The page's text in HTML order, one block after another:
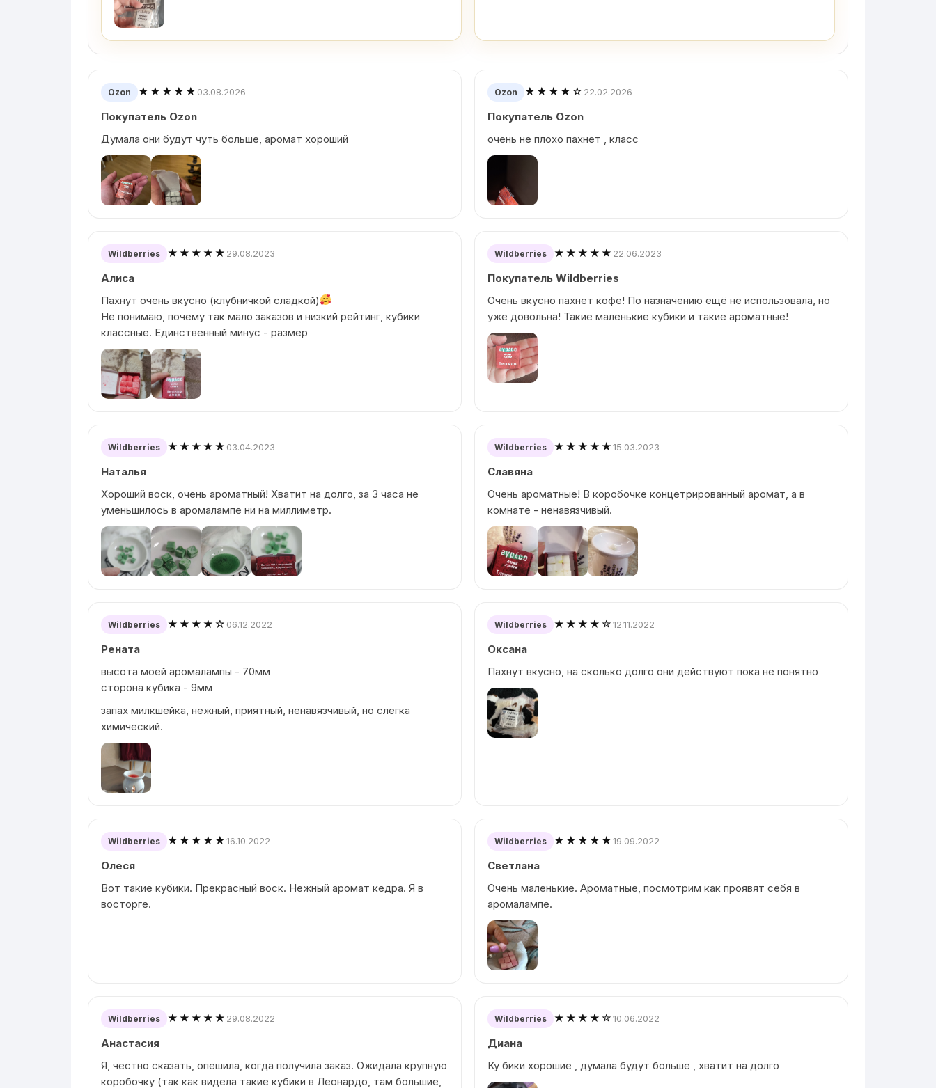
Ozon ★★★★★ 03.08.2026
Покупатель Ozon
Думала они будут чуть больше, аромат хороший
Ozon ★★★★☆ 22.02.2026
Покупатель Ozon
очень не плохо пахнет , класс
Wildberries ★★★★★ 29.08.2023
Алиса
Пахнут очень вкусно (клубничкой сладкой)
Не понимаю, почему так мало заказов и низкий рейтинг, кубики
классные. Единственный минус - размер
Wildberries ★★★★★ 22.06.2023
Покупатель Wildberries
Очень вкусно пахнет кофе! По назначению ещё не использовала, но
уже довольна! Такие маленькие кубики и такие ароматные!
Wildberries ★★★★★ 03.04.2023
Наталья
Хороший воск, очень ароматный! Хватит на долго, за 3 часа не
уменьшилось в аромалампе ни на миллиметр.
Wildberries ★★★★★15.03.2023
Славяна
Очень ароматные! В коробочке концетрированный аромат, а в
комнате - ненавязчивый.
Wildberries ★★★★☆ 06.12.2022
Рената
высота моей аромалампы - 70мм
сторона кубика - 9мм
запах милкшейка, нежный, приятный, ненавязчивый, но слегка
химический.
Wildberries ★★★★☆12.11.2022
Оксана
Пахнут вкусно, на сколько долго они действуют пока не понятно
Wildberries ★★★★★16.10.2022
Олеся
Вот такие кубики. Прекрасный воск. Нежный аромат кедра. Я в
восторге.
Wildberries ★★★★★19.09.2022
Светлана
Очень маленькие. Ароматные, посмотрим как проявят себя в
аромалампе.
Wildberries ★★★★★ 29.08.2022
Анастасия
Я, честно сказать, опешила, когда получила заказ. Ожидала крупную
коробочку (так как видела такие кубики в Леонардо, там большие,
Wildberries ★★★★☆10.06.2022
Диана
Ку бики хорошие , думала будут больше , хватит на долго